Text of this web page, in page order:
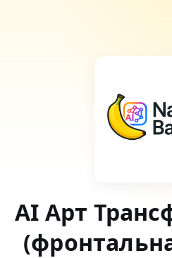
AI Арт